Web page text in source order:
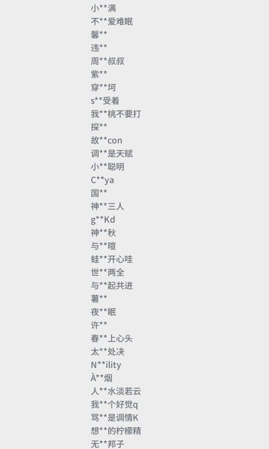
小**满
不**爱难眠
馨**
违**
周**叔叔
紫**
穿**坷
s**受着
我**桃不要打
探**
故**con
调**是天赋
小**聪明
C**ya
国**
神**三人
g**Kd
神**秋
与**暄
蛙**开心哇
世**两全
与**起共进
薯**
夜**眠
许**
春**上心头
太**处决
N**ility
À**烟
人**水淡若云
我**个好觉q
骂**是调情K
想**的柠檬精
无**邦子